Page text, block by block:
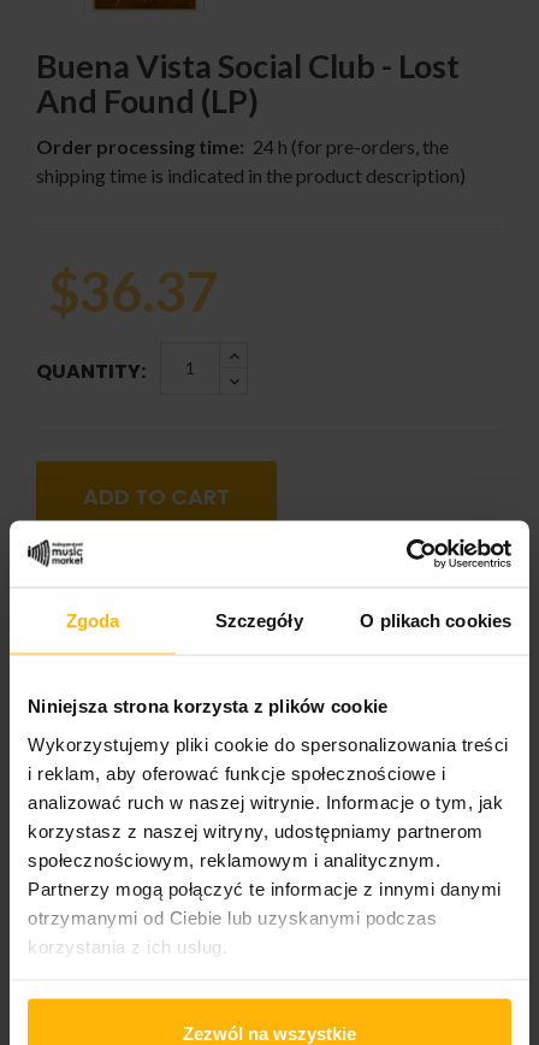
Zgoda Szczegóły O plikach cookies
Niniejsza strona korzysta z plików cookie
Wykorzystujemy pliki cookie do spersonalizowania treści
i reklam, aby oferować funkcje społecznościowe i
analizować ruch w naszej witrynie. Informacje o tym, jak
korzystasz z naszej witryny, udostępniamy partnerom
społecznościowym, reklamowym i analitycznym.
Partnerzy mogą połączyć te informacje z innymi danymi
otrzymanymi od Ciebie lub uzyskanymi podczas
korzystania z ich usług.
Zezwól na wszystkie
Buena Vista Social Club - Lost
And Found (LP)
Order processing time: 24 h (for pre-orders, the
shipping time is indicated in the product description)
$36.37
QUANTITY:
ADD TO CART
Ethno/Folk/Country
PRODUCT DETAILS
Album year
2015
Band name
Buena Vista Social Club